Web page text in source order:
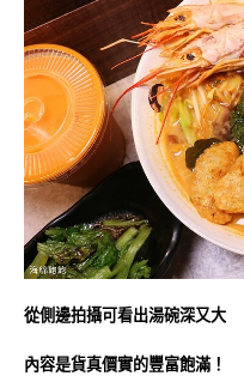
從側邊拍攝可看出湯碗深又大
內容是貨真價實的豐富飽滿！